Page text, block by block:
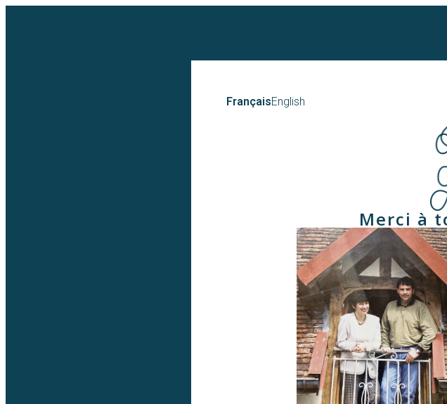
FrançaisEnglish
Merci à